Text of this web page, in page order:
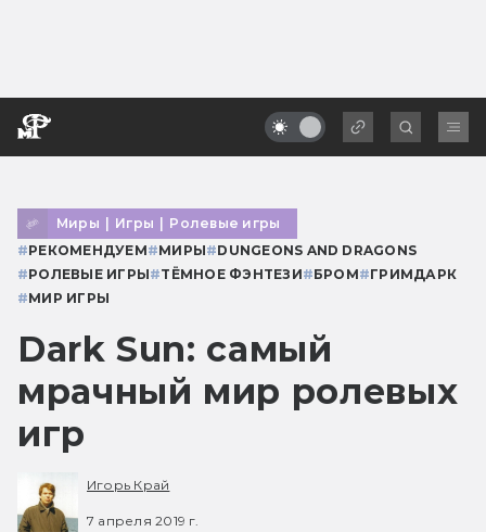
Миры | Игры | Ролевые игры
#РЕКОМЕНДУЕМ#МИРЫ#DUNGEONS AND DRAGONS
#РОЛЕВЫЕ ИГРЫ#ТЁМНОЕ ФЭНТЕЗИ#БРОМ#ГРИМДАРК
#МИР ИГРЫ
Dark Sun: самый
мрачный мир ролевых
игр
Игорь Край
7 апреля 2019 г.